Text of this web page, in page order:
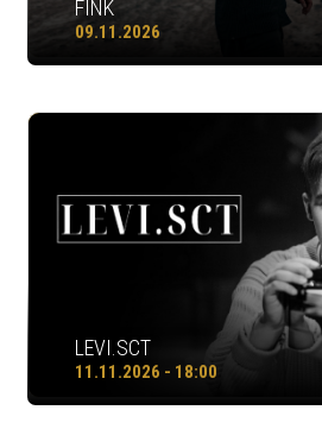
FINK
09.11.2026
LEVI.SCT
11.11.2026 - 18:00